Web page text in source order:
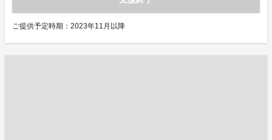
ご提供予定時期：2023年11月以降